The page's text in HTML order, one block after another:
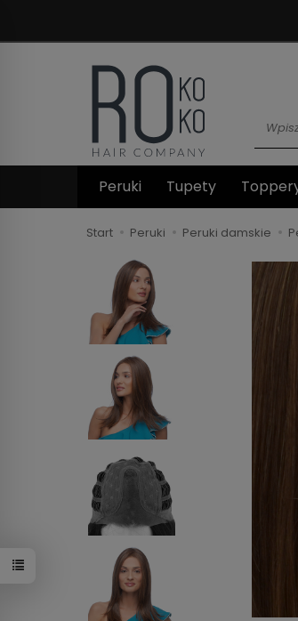
Peruki Tupety
Start Peruki Peruki damskie